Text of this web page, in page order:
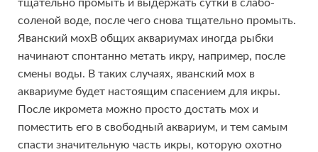
тщательно промыть и выдержать сутки в слабо-
соленой воде, после чего снова тщательно промыть.
Яванский мохВ общих аквариумах иногда рыбки
начинают спонтанно метать икру, например, после
смены воды. В таких случаях, яванский мох в
аквариуме будет настоящим спасением для икры.
После икромета можно просто достать мох и
поместить его в свободный аквариум, и тем самым
спасти значительную часть икры, которую охотно